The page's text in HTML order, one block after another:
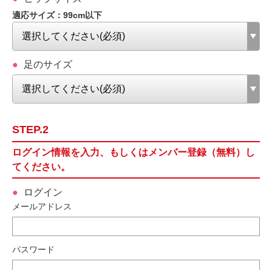
適応サイズ：99cm以下
足のサイズ
STEP.2
ログイン情報を入力、もしくはメンバー登録（無料）し
てください。
ログイン
メールアドレス
パスワード